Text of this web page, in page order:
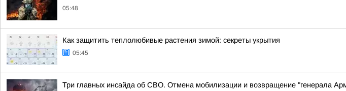
05:48
Как защитить теплолюбивые растения зимой: секреты укрытия
05:45
Три главных инсайда об СВО. Отмена мобилизации и возвращение "генерала